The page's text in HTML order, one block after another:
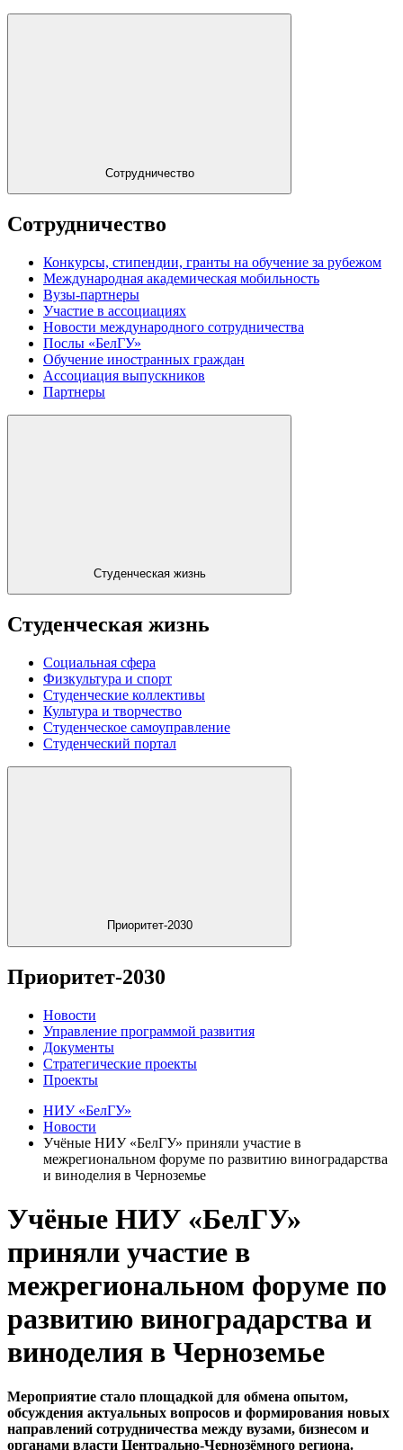
Сотрудничество
Сотрудничество
Конкурсы, стипендии, гранты на обучение за рубежом
Международная академическая мобильность
Вузы-партнеры
Участие в ассоциациях
Новости международного сотрудничества
Послы «БелГУ»
Обучение иностранных граждан
Ассоциация выпускников
Партнеры
Студенческая жизнь
Студенческая жизнь
Социальная сфера
Физкультура и спорт
Студенческие коллективы
Культура и творчество
Студенческое самоуправление
Студенческий портал
Приоритет-2030
Приоритет-2030
Новости
Управление программой развития
Документы
Стратегические проекты
Проекты
НИУ «БелГУ»
Новости
Учёные НИУ «БелГУ» приняли участие в
межрегиональном форуме по развитию виноградарства
и виноделия в Черноземье
Учёные НИУ «БелГУ»
приняли участие в
межрегиональном форуме по
развитию виноградарства и
виноделия в Черноземье
Мероприятие стало площадкой для обмена опытом,
обсуждения актуальных вопросов и формирования новых
направлений сотрудничества между вузами, бизнесом и
органами власти Центрально-Чернозёмного региона.